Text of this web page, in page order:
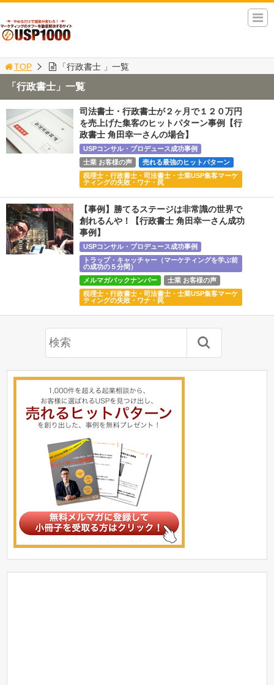
TOP 「行政書士 」一覧
「行政書士」一覧
司法書士・行政書士が２ヶ月で１２０万円
を売上げた集客のヒットパターン事例【行
政書士 角田幸一さんの場合】
USPコンサル・プロデュース成功事例
士業 お客様の声
売れる最強のヒットパターン
税理士・行政書士・司法書士・士業USP集客マーケ
ティングの失敗・ワナ・罠
【事例】勝てるステージは非常識の世界で
創れるんや！【行政書士 角田幸一さん成功
事例】
USPコンサル・プロデュース成功事例
トラップ・キャッチャー（マーケティングを学ぶ前
の成功の５分間）
メルマガバックナンバー
士業 お客様の声
税理士・行政書士・司法書士・士業USP集客マーケ
ティングの失敗・ワナ・罠